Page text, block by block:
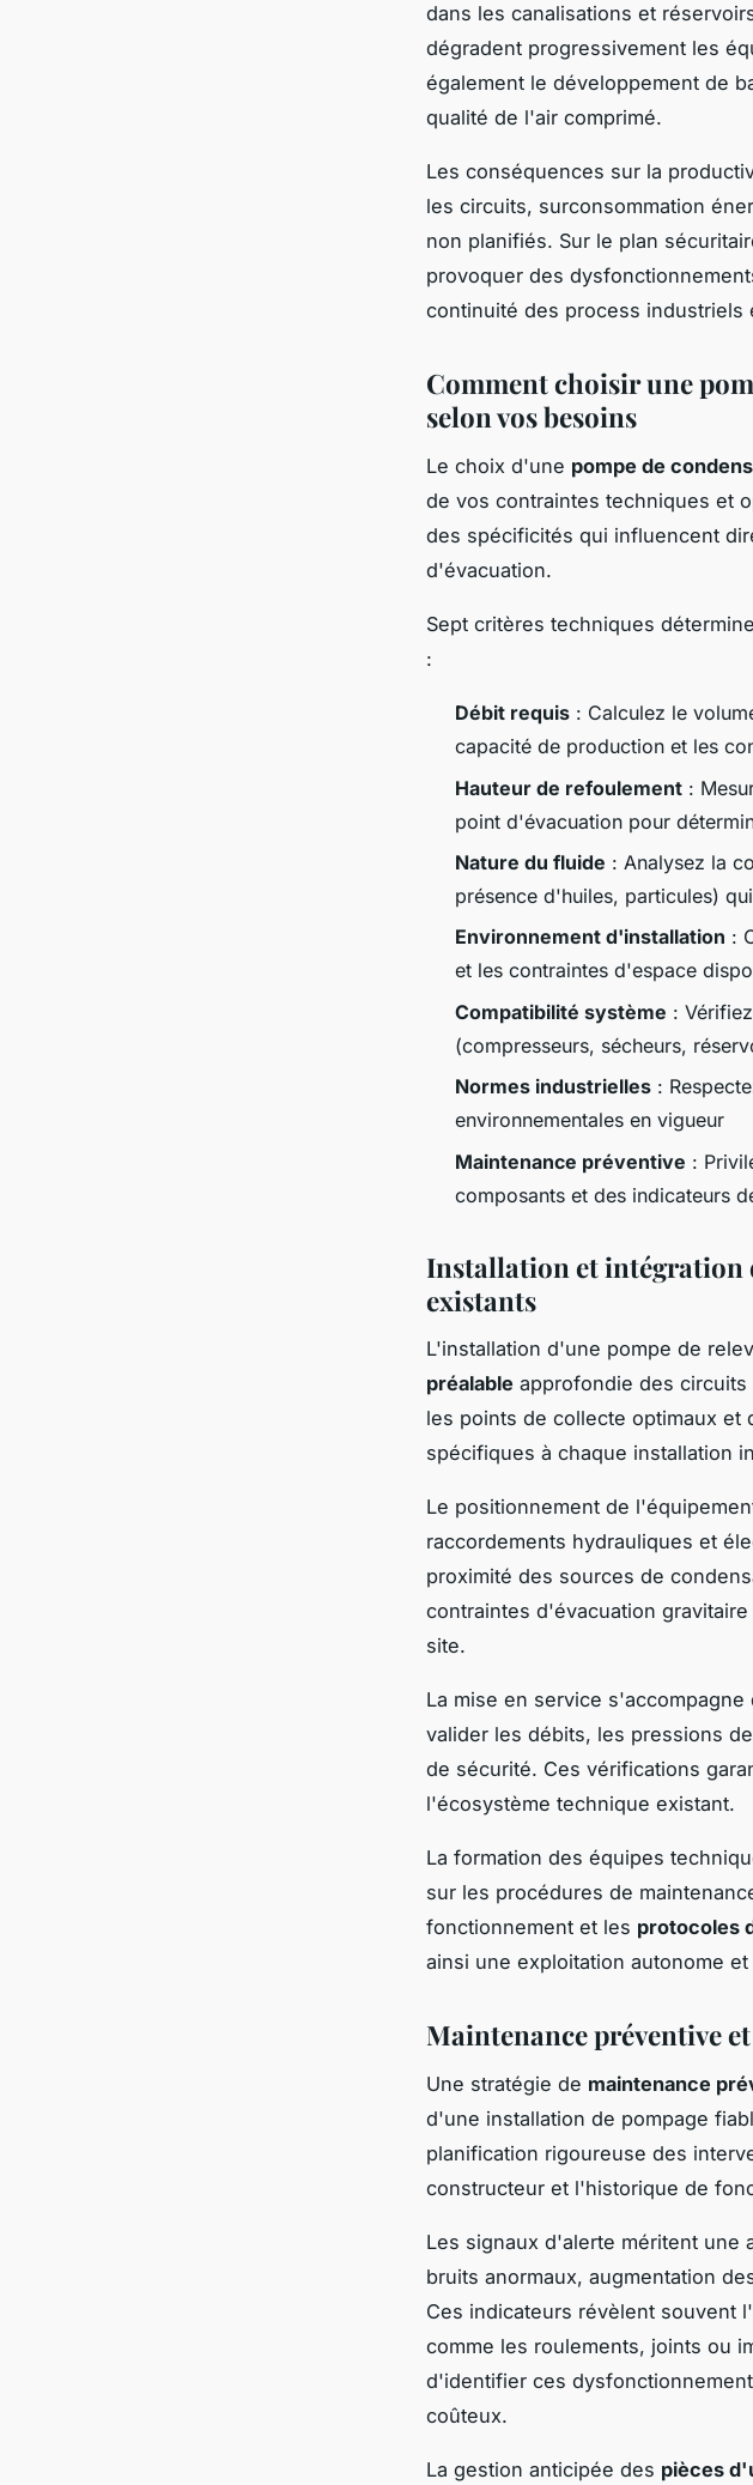
dans les canalisations et
dégradent progressivement les
également le développement de
qualité de l'air comprimé.
Les conséquences sur la
les circuits, surconsommation
non planifiés. Sur le plan
provoquer des
continuité des process industriels
Comment choisir une
selon vos besoins
Le choix d'une pompe de
de vos contraintes techniques et
des spécificités qui influencent
d'évacuation.
Sept critères techniques
:
Débit requis : Calculez le
capacité de production et les
Hauteur de refoulement :
point d'évacuation pour
Nature du fluide : Analysez la
présence d'huiles, particules)
Environnement d'installation :
et les contraintes d'espace
Compatibilité système :
(compresseurs, sécheurs,
Normes industrielles :
environnementales en vigueur
Maintenance préventive :
composants et des indicateurs
Installation et intégration
existants
L'installation d'une pompe de
préalable approfondie des
les points de collecte optimaux
spécifiques à chaque installation
Le positionnement de
raccordements hydrauliques et
proximité des sources de
contraintes d'évacuation
site.
La mise en service
valider les débits, les pressions
de sécurité. Ces vérifications
l'écosystème technique existant.
La formation des équipes
sur les procédures de
fonctionnement et les protocoles
ainsi une exploitation autonome
Maintenance préventive
Une stratégie de maintenance
d'une installation de pompage
planification rigoureuse des
constructeur et l'historique de
Les signaux d'alerte méritent une
bruits anormaux, augmentation
Ces indicateurs révèlent souvent
comme les roulements, joints ou
d'identifier ces
coûteux.
La gestion anticipée des pièces